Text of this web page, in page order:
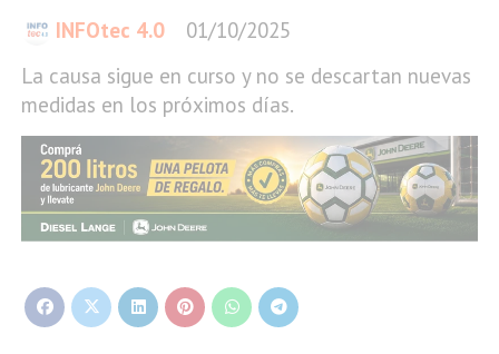
La causa sigue en curso y no se descartan nuevas
medidas en los próximos días.
01/10/2025
INFOtec 4.0